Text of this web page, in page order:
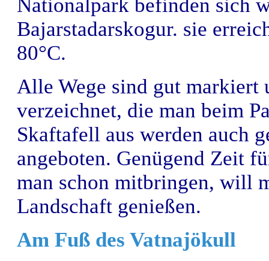
Nationalpark befinden sich
Bajarstadarskogur. sie
80°C.
Alle Wege sind gut markiert
verzeichnet, die man beim
Skaftafell aus werden auch
angeboten. Genügend Zeit
man schon mitbringen, will
Landschaft genießen.
Am Fuß des Vatnajökull